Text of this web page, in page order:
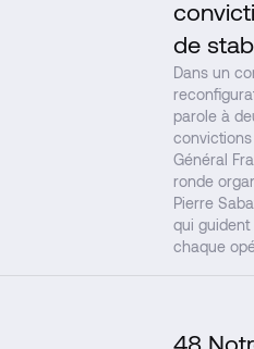
de
Dans un
parole à
convictions
Général
ronde
Pierre
qui guident
chaque